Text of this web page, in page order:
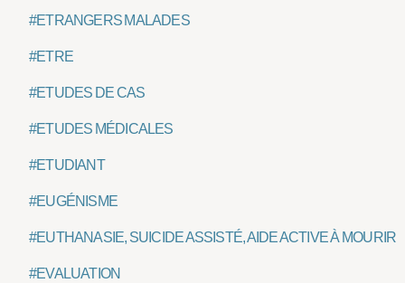
#ETRANGERS MALADES
#ETRE
#ETUDES DE CAS
#ETUDES MÉDICALES
#ETUDIANT
#EUGÉNISME
#EUTHANASIE, SUICIDE ASSISTÉ, AIDE ACTIVE À MOURIR
#EVALUATION